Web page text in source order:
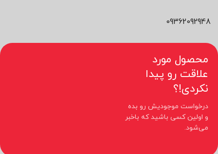
09362092948
محصول مورد
علاقت رو پیدا
نکردی!؟
درخواست موجودیش رو بده
و اولین کسی باشید که باخبر
می‌شود.